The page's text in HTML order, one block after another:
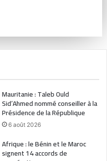
Mauritanie : Taleb Ould
Sid’Ahmed nommé conseiller à la
Présidence de la République
6 août 2026
Afrique : le Bénin et le Maroc
signent 14 accords de